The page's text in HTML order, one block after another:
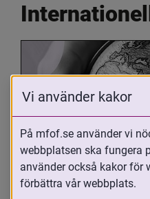
Oavsett om du är
adoptivförälder
Vi använder kakor
På mfof.se använder vi
webbplatsen ska fungera
använder också kakor för
förbättra vår webbplats.